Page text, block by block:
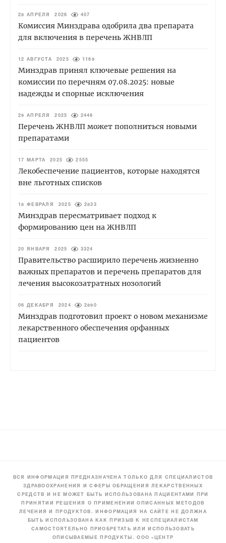
28 АПРЕЛЯ 2026 407
Комиссия Минздрава одобрила два препарата
для включения в перечень ЖНВЛП
12 АВГУСТА 2025 1169
Минздрав принял ключевые решения на
комиссии по перечням 07.08.2025: новые
надежды и спорные исключения
29 АПРЕЛЯ 2025 2446
Перечень ЖНВЛП может пополниться новыми
препаратами
17 МАРТА 2025 2555
Лекобеспечение пациентов, которые находятся
вне льготных списков
18 ФЕВРАЛЯ 2025 2833
Минздрав пересматривает подход к
формированию цен на ЖНВЛП
20 ЯНВАРЯ 2025 3324
Правительство расширило перечень жизненно
важных препаратов и перечень препаратов для
лечения высокозатратных нозологий
06 ДЕКАБРЯ 2024 2890
Минздрав подготовил проект о новом механизме
лекарственного обеспечения орфанных
пациентов
ВСЯ ИНФОРМАЦИЯ ПРЕДНАЗНАЧЕНА ТОЛЬКО ДЛЯ СПЕЦИАЛИСТОВ
ЗДРАВООХРАНЕНИЯ И СФЕРЫ ОБРАЩЕНИЯ ЛЕКАРСТВЕННЫХ
СРЕДСТВ И НЕ МОЖЕТ БЫТЬ ИСПОЛЬЗОВАНА ПАЦИЕНТАМИ ПРИ
ПРИНЯТИИ РЕШЕНИЯ О ПРИМЕНЕНИИ ОПИСАННЫХ МЕТОДОВ
ЛЕЧЕНИЯ И ПРОДУКТОВ. ИНФОРМАЦИЯ НА САЙТЕ НЕ ДОЛЖНА
БЫТЬ ИСПОЛЬЗОВАНА КАК ПРИЗЫВ К НЕСПЕЦИАЛИСТАМ
САМОСТОЯТЕЛЬНО ПРИОБРЕТАТЬ ИЛИ ИСПОЛЬЗОВАТЬ
ОПИСЫВАЕМЫЕ ПРОДУКТЫ. ООО «ЦЕНТР